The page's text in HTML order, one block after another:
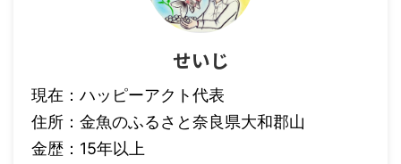
せいじ
現在：ハッピーアクト代表
住所：金魚のふるさと奈良県大和郡山
金歴：15年以上